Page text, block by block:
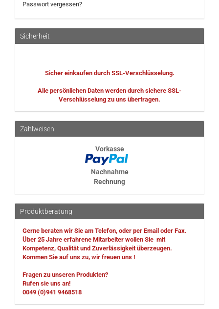
Passwort vergessen?
Sicherheit
Sicher einkaufen durch SSL-Verschlüsselung.
Alle persönlichen Daten werden durch sichere SSL-
Verschlüsselung zu uns übertragen.
Zahlweisen
Vorkasse
Nachnahme
Rechnung
Produktberatung
Gerne beraten wir Sie am Telefon, oder per Email oder Fax.
Über 25 Jahre erfahrene Mitarbeiter wollen Sie mit
Kompetenz, Qualität und Zuverlässigkeit überzeugen.
Kommen Sie auf uns zu, wir freuen uns !
Fragen zu unseren Produkten?
Rufen sie uns an!
0049 (0)941 9468518